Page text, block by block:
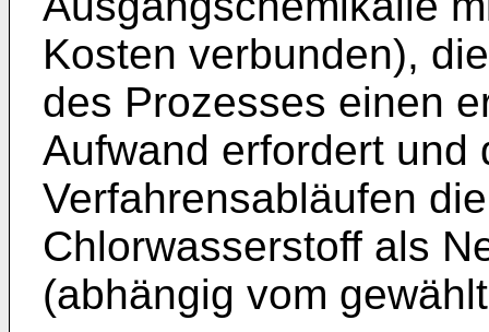
Kosten verbunden),
des Prozesses einen
Aufwand erfordert und
Verfahrensabläufen
Chlorwasserstoff als
(abhängig vom